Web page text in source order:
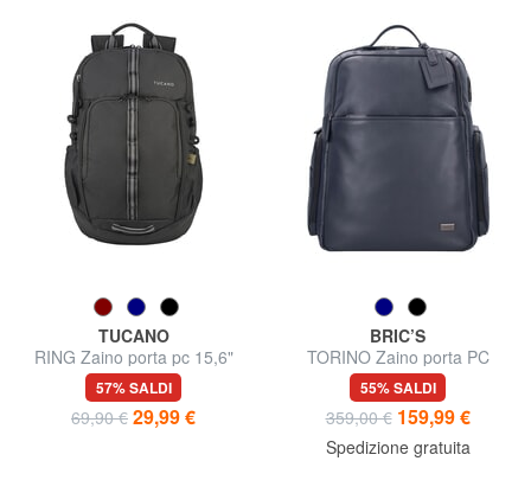
TUCANO
RING Zaino porta pc 15,6"
57% SALDI
69,90 € 29,99 €
BRIC’S
TORINO Zaino porta PC
15,6", in pelle
55% SALDI
359,00 € 159,99 €
Spedizione gratuita